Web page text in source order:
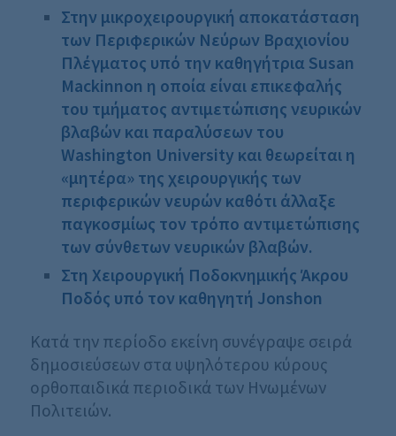
Στην μικροχειρουργική αποκατάσταση
των Περιφερικών Νεύρων Βραχιονίου
Πλέγματος υπό την καθηγήτρια Susan
Mackinnon η οποία είναι επικεφαλής
του τμήματος αντιμετώπισης νευρικών
βλαβών και παραλύσεων του
Washington University και θεωρείται η
«μητέρα» της χειρουργικής των
περιφερικών νευρών καθότι άλλαξε
παγκοσμίως τον τρόπο αντιμετώπισης
των σύνθετων νευρικών βλαβών.
Στη Χειρουργική Ποδοκνημικής Άκρου
Ποδός υπό τον καθηγητή Jonshon
Κατά την περίοδο εκείνη συνέγραψε σειρά
δημοσιεύσεων στα υψηλότερου κύρους
ορθοπαιδικά περιοδικά των Ηνωμένων
Πολιτειών.